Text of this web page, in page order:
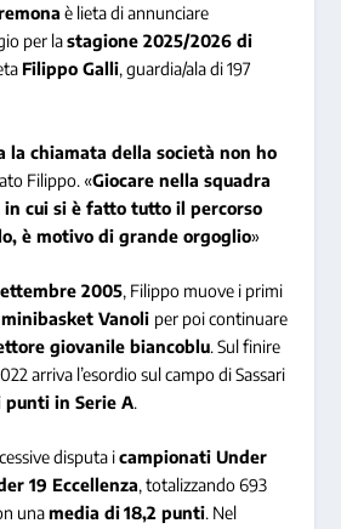
è lieta di annunciare
per lastagione 2025/2026 di
Filippo Galli, guardia/ala di 197
la chiamata della società non ho
Filippo. «Giocare nella squadra
cui si è fatto tutto il percorso
è motivo di grande orgoglio»
2005, Filippo muove i primi
minibasket Vanoli per poi continuare
giovanile biancoblu. Sul finire
arriva l’esordio sul campo di Sassari
punti in Serie A.
disputa icampionati Under
19 Eccellenza, totalizzando 693
unamedia di 18,2 punti. Nel